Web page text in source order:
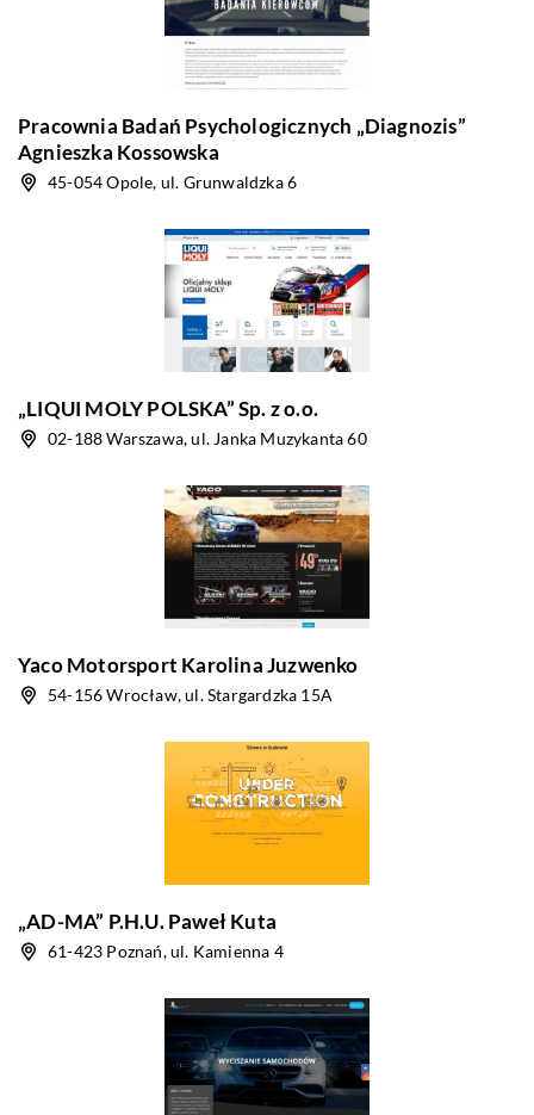
Pracownia Badań Psychologicznych „Diagnozis”
Agnieszka Kossowska
45-054 Opole, ul. Grunwaldzka 6
„LIQUI MOLY POLSKA” Sp. z o.o.
02-188 Warszawa, ul. Janka Muzykanta 60
Yaco Motorsport Karolina Juzwenko
54-156 Wrocław, ul. Stargardzka 15A
„AD-MA” P.H.U. Paweł Kuta
61-423 Poznań, ul. Kamienna 4